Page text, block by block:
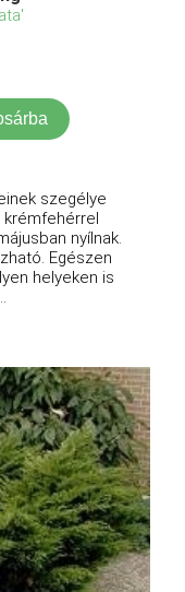
szegélye
krémfehérrel
nyílnak.
Egészen
helyeken is